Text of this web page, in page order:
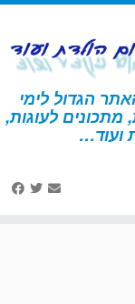
הגדול לימי
לעוגות,
ועוד…